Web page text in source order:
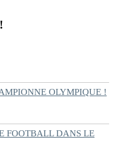
OLYMPIQUE !
FOOTBALL DANS LE